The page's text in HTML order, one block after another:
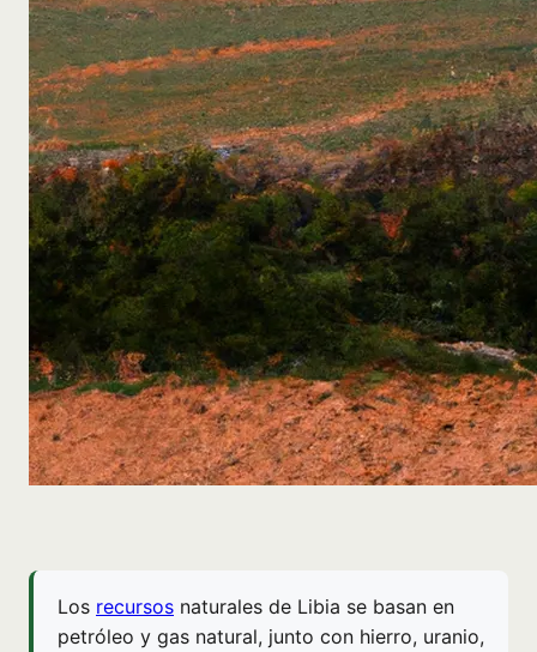
Los recursos naturales de Libia se basan en
petróleo y gas natural, junto con hierro, uranio,